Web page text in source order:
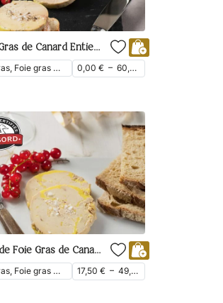
Le Foie Gras de Canard Entier du Périgord Mi-Cuit dans son Torchon
Foies Gras, Foie gras mi-cuit, Foie gras entier, Foie Gras de Canard 0,00 € – 60,70
Le Bloc de Foie Gras de Canard Mi-Cuit avec Morceaux du Périgord
Foies Gras, Foie gras mi-cuit, Bloc de foie gras, Foie Gras de Canard 17,50 € – 49,40